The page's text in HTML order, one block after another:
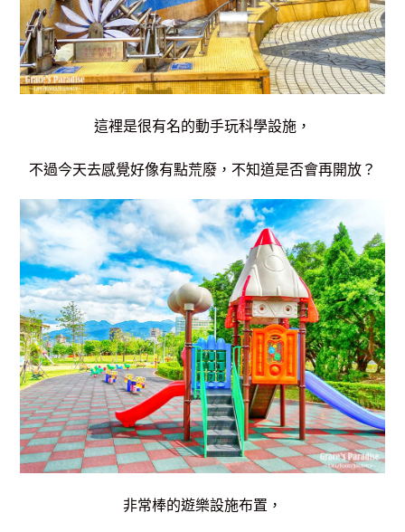
這裡是很有名的動手玩科學設施，
不過今天去感覺好像有點荒廢，不知道是否會再開放？
非常棒的遊樂設施布置，